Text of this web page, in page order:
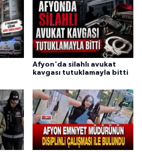
Afyon'da silahlı avukat
kavgası tutuklamayla bitti